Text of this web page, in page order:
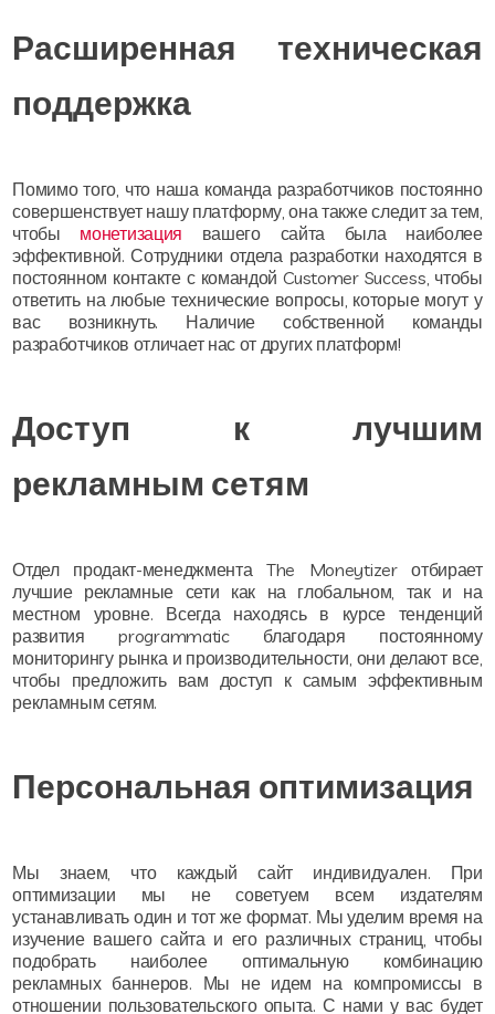
Расширенная техническая
поддержка
Помимо того, что наша команда разработчиков постоянно
совершенствует нашу платформу, она также следит за тем,
чтобы монетизация вашего сайта была наиболее
эффективной. Сотрудники отдела разработки находятся в
постоянном контакте с командой Customer Success, чтобы
ответить на любые технические вопросы, которые могут у
вас возникнуть. Наличие собственной команды
разработчиков отличает нас от других платформ!
Доступ к лучшим
рекламным сетям
Отдел продакт-менеджмента The Moneytizer отбирает
лучшие рекламные сети как на глобальном, так и на
местном уровне. Всегда находясь в курсе тенденций
развития programmatic благодаря постоянному
мониторингу рынка и производительности, они делают все,
чтобы предложить вам доступ к самым эффективным
рекламным сетям.
Персональная оптимизация
Мы знаем, что каждый сайт индивидуален. При
оптимизации мы не советуем всем издателям
устанавливать один и тот же формат. Мы уделим время на
изучение вашего сайта и его различных страниц, чтобы
подобрать наиболее оптимальную комбинацию
рекламных баннеров. Мы не идем на компромиссы в
отношении пользовательского опыта. С нами у вас будет